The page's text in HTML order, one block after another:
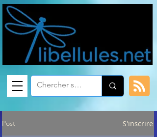
Post S'inscrire